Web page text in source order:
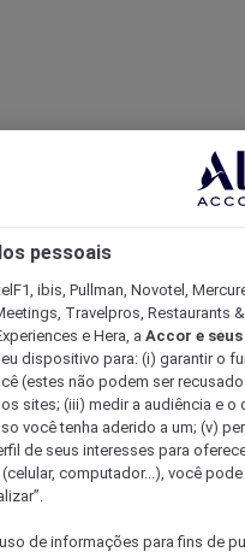
pessoais
ibis, Pullman, Novotel,
Travelpros, Restaurants
e Hera, a Accor e
dispositivo para: (i) garantir o
(estes não podem ser
sites; (iii) medir a audiência e
você tenha aderido a um; (v)
de seus interesses para
computador...), você
de informações para fins de